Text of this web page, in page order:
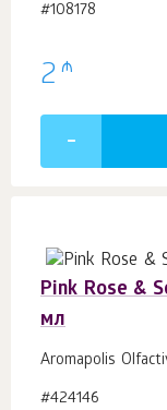
#108178
2 ₼
Pink Rose &
мл
Aromapolis
#424146